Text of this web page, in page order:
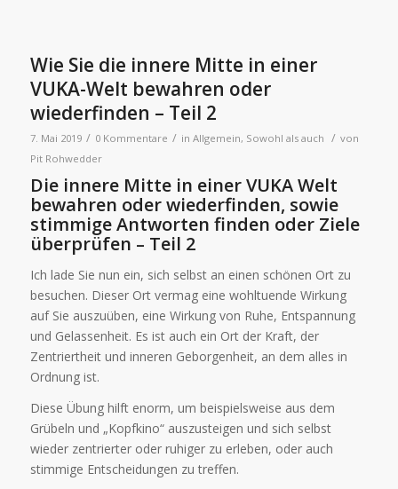
Wie Sie die innere Mitte in einer
VUKA-Welt bewahren oder
wiederfinden – Teil 2
7. Mai 2019 / 0 Kommentare / in Allgemein, Sowohl als auch / von
Pit Rohwedder
Die innere Mitte in einerVUKAWelt
bewahren oder wiederfinden, sowie
stimmige Antworten finden oder Ziele
überprüfen – Teil 2
Ich lade Sie nun ein, sich selbst an einen schönen Ort zu
besuchen. Dieser Ort vermag eine wohltuende Wirkung
auf Sie auszuüben, eine Wirkung von Ruhe, Entspannung
und Gelassenheit. Es ist auch ein Ort der Kraft, der
Zentriertheit und inneren Geborgenheit, an dem alles in
Ordnung ist.
Diese Übung hilft enorm, um beispielsweise aus dem
Grübeln und „Kopfkino“ auszusteigen und sich selbst
wieder zentrierter oder ruhiger zu erleben, oder auch
stimmige Entscheidungen zu treffen.